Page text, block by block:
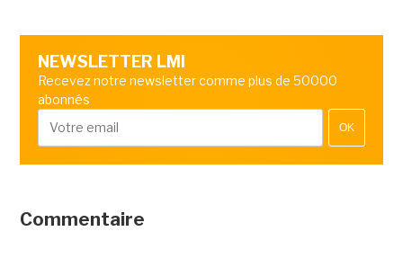
NEWSLETTER LMI
Recevez notre newsletter comme plus de 50000
abonnés
OK
Commentaire